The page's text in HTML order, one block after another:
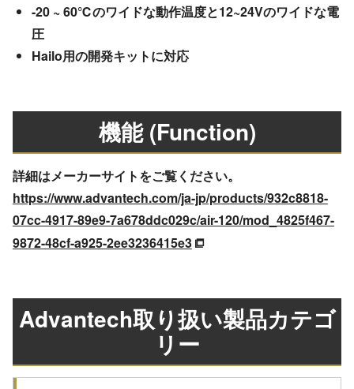
-20 ~ 60℃のワイドな動作温度と12~24Vのワイドな電
圧
Hailo用の開発キットに対応
機能 (Function)
詳細はメーカーサイトをご覧ください。
https://www.advantech.com/ja-jp/products/932c8818-
07cc-4917-89e9-7a678ddc029c/air-120/mod_4825f467-
9872-48cf-a925-2ee3236415e3
Advantech取り扱い製品カテゴ
リー